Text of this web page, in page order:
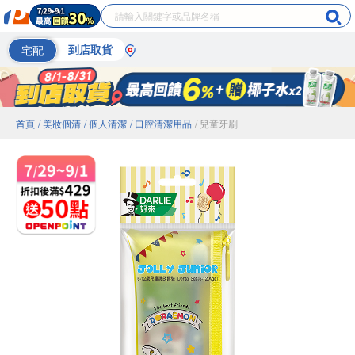
宅配 到店取貨
首頁 / 美妝個清 / 個人清潔 / 口腔清潔用品 / 兒童牙刷